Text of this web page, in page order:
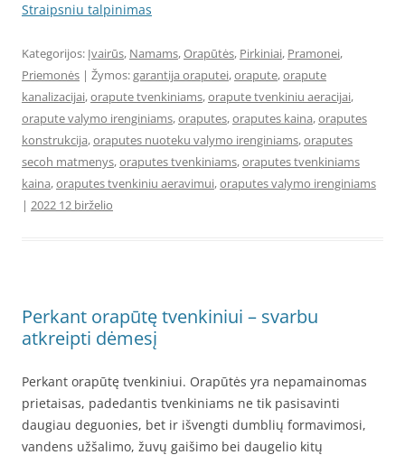
Straipsniu talpinimas
Kategorijos: Įvairūs, Namams,Orapūtės, Pirkiniai, Pramonei,
Priemonės | Žymos:garantija oraputei,orapute,orapute
kanalizacijai,orapute tvenkiniams,orapute tvenkiniu aeracijai,
orapute valymo irenginiams,oraputes,oraputes kaina,oraputes
konstrukcija,oraputes nuoteku valymo irenginiams,oraputes
secoh matmenys,oraputes tvenkiniams,oraputes tvenkiniams
kaina,oraputes tvenkiniu aeravimui,oraputes valymo irenginiams
| 2022 12 birželio
Perkant orapūtę tvenkiniui – svarbu
atkreipti dėmesį
Perkant orapūtę tvenkiniui. Orapūtės yra nepamainomas
prietaisas, padedantis tvenkiniams ne tik pasisavinti
daugiau deguonies, bet ir išvengti dumblių formavimosi,
vandens užšalimo, žuvų gaišimo bei daugelio kitų